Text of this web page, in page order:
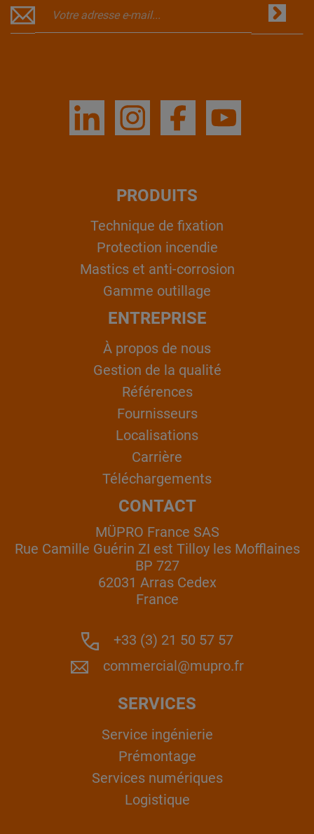
PRODUITS
Technique de fixation
Protection incendie
Mastics et anti-corrosion
Gamme outillage
ENTREPRISE
À propos de nous
Gestion de la qualité
Références
Fournisseurs
Localisations
Carrière
Téléchargements
CONTACT
MÜPRO France SAS
Rue Camille Guérin ZI est Tilloy les Mofflaines
BP 727
62031 Arras Cedex
France
+33 (3) 21 50 57 57
commercial@mupro.fr
SERVICES
Service ingénierie
Prémontage
Services numériques
Logistique